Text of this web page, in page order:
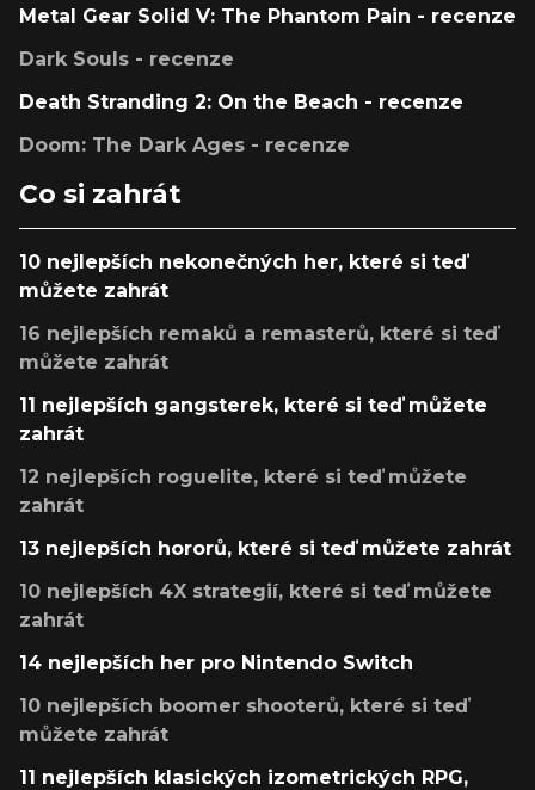
Metal Gear Solid V: The Phantom Pain - recenze
Dark Souls - recenze
Death Stranding 2: On the Beach - recenze
Doom: The Dark Ages - recenze
Co si zahrát
10 nejlepších nekonečných her, které si teď
můžete zahrát
16 nejlepších remaků a remasterů, které si teď
můžete zahrát
11 nejlepších gangsterek, které si teď můžete
zahrát
12 nejlepších roguelite, které si teď můžete
zahrát
13 nejlepších hororů, které si teď můžete zahrát
10 nejlepších 4X strategií, které si teď můžete
zahrát
14 nejlepších her pro Nintendo Switch
10 nejlepších boomer shooterů, které si teď
můžete zahrát
11 nejlepších klasických izometrických RPG,